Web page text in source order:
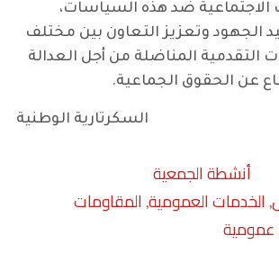
الاجتماعية ضد هذه السياسات،
الجهود وتعزيز التعاون بين مختلف
التقدمية المناضلة من أجل العدالة
عن الحقوق الجماعية.
السكرتارية الوطنية
أنشطة الجمعية
, الخدمات العمومية, المقاومات
عمومية